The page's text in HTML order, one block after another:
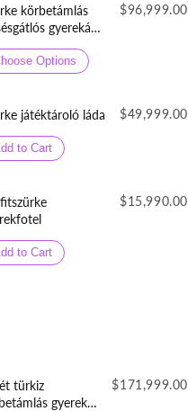
körbetámlás
gyerekágy
$96,999.00
Options
játéktároló láda $49,999.00
to Cart
$15,990.00
to Cart
türkiz
gyerek
$171,999.00